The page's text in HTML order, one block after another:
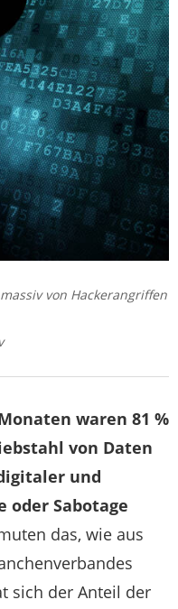
von Hackerangriffen
waren 81 %
von Daten
und
oder Sabotage
das, wie aus
sich der Anteil der